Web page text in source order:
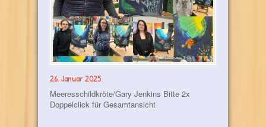
26. Januar 2025
Meeresschildkröte/Gary Jenkins Bitte 2x
Doppelclick für Gesamtansicht